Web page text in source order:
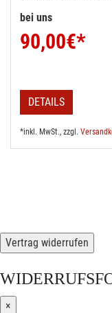
bei uns
90,00€*
DETAILS
*inkl. MwSt., zzgl.
Vertrag widerrufen
×